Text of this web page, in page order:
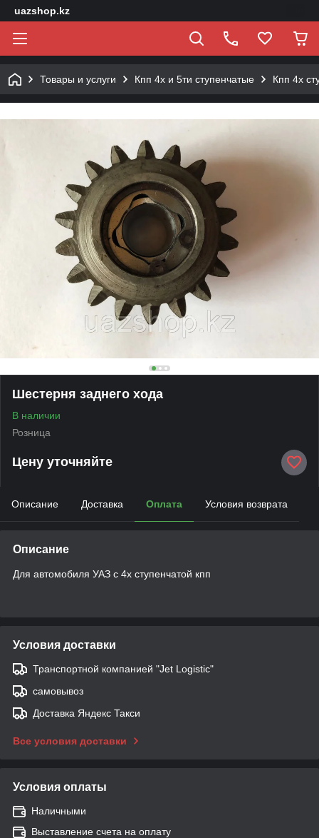
uazshop.kz
Товары и услуги Кпп 4х и 5ти ступенчатые Кпп 4х
Шестерня заднего хода
В наличии
Розница
Цену уточняйте
Описание Доставка Оплата Условия возврата
Описание
Для автомобиля УАЗ с 4х ступенчатой кпп
Условия доставки
Транспортной компанией "Jet Logistic"
самовывоз
Доставка Яндекс Такси
Все условия доставки
Условия оплаты
Наличными
Выставление счета на оплату